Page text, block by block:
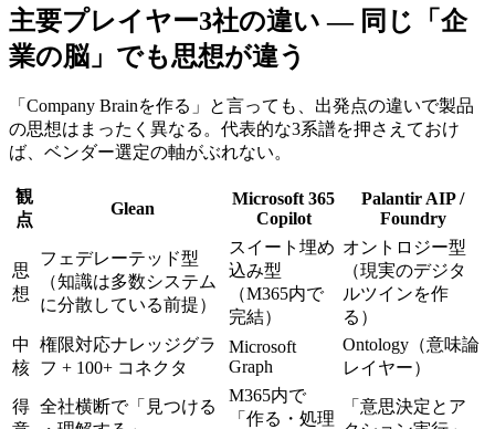
主要プレイヤー3社の​​違い​​ — 同じ​​「企
業の​​脳」でも​​思想が​​違う
「Company Brainを​作る」と​言っても、​出発点の​違いで​製品
の​思想は​まったく​異なる。​代表的な​3系譜を​押さえておけ
ば、​ベンダー選定の​軸が​ぶれない。
観
点
Glean
Microsoft 365
Copilot
Palantir AIP /
Foundry
思
想
フェデレーテッド型​
（知識は​多数システム
に​分散している​前提）
スイート​埋め
込み型​
（M365内で​
完結）
オントロジー型​
（現実の​デジタ
ルツインを​作
る）
中
核
権限対応ナレッジグラ
フ + 100+ コネクタ
Microsoft
Graph
Ontology​（意味論
レイヤー）
得 全社​横断で​「見つける​
M365内で​
「作る​・処理
「意思決定と​ア